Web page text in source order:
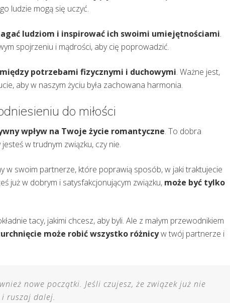
ludzie mogą się uczyć.
ludziom i inspirować ich swoimi umiejętnościami.
spojrzeniu i mądrości, aby cię poprowadzić.
potrzebami fizycznymi i duchowymi. Ważne jest,
aby w naszym życiu była zachowana harmonia.
do miłości
wpływ na Twoje życie romantyczne. To dobra
w trudnym związku, czy nie.
w swoim partnerze, które poprawią sposób, w jaki traktujecie
już w dobrym i satysfakcjonującym związku, może być tylko
tacy, jakimi chcesz, aby byli. Ale z małym przewodnikiem
może robić wszystko różnicyw twój partnerze i
nowe początki. Jeśli czujesz, że związek już nie
i ruszaj dalej.